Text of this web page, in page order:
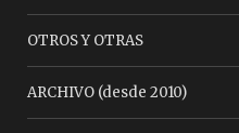
OTROS Y OTRAS
ARCHIVO (desde 2010)